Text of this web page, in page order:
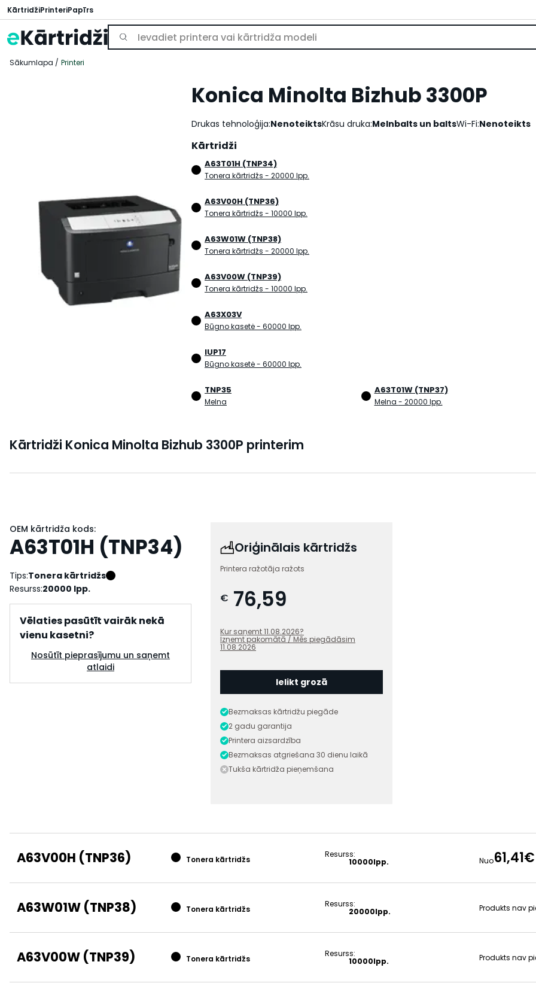
KārtridžiPrinteriPapīrs
Sākumlapa Printeri
Konica Minolta Bizhub 3300P
Drukas tehnoloģija:NenoteiktsKrāsu druka:Melnbalts un baltsWi-Fi:Nenoteikts
Kārtridži
A63T01H (TNP34)
Tonera kārtridžs - 20000 lpp.
A63V00H (TNP36)
Tonera kārtridžs - 10000 lpp.
A63W01W (TNP38)
Tonera kārtridžs - 20000 lpp.
A63V00W (TNP39)
Tonera kārtridžs - 10000 lpp.
A63X03V
Būgno kasetė- 60000 lpp.
IUP17
Būgno kasetė- 60000 lpp.
TNP35
Melna
A63T01W (TNP37)
Melna - 20000 lpp.
Kārtridži Konica Minolta Bizhub 3300P printerim
OEM kārtridža kods:
A63T01H (TNP34)
Tips:Tonera kārtridžs
Resurss:20000 lpp.
Vēlaties pasūtīt vairāk nekā
vienu kasetni?
Nosūtīt pieprasījumu un saņemt
atlaidi
Oriģinālais kārtridžs
Printera ražotāja ražots
€ 76,59
Kur saņemt11.08.2026?
Izņemt pakomātā / Mēs piegādāsim
11.08.2026
Ielikt grozā
Bezmaksas kārtridžu piegāde
2 gadu garantija
Printera aizsardzība
Bezmaksas atgriešana 30 dienu laikā
Tukša kārtridža pieņemšana
A63V00H (TNP36) Tonera kārtridžs
Resurss:
10000lpp. Nuo61,41€
A63W01W (TNP38) Tonera kārtridžs
Resurss:
20000lpp. Produkts nav
A63V00W (TNP39) Tonera kārtridžs
Resurss:
10000lpp. Produkts nav